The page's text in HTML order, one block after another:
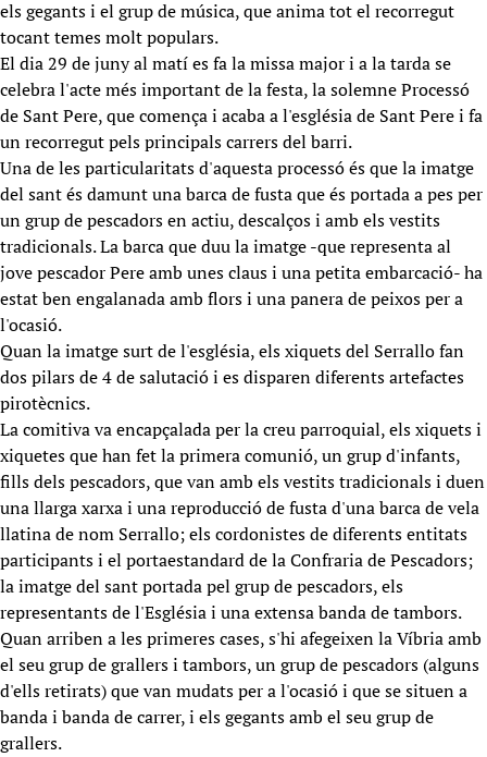
els gegants i el grup de música, que anima tot el recorregut
tocant temes molt populars.
El dia 29 de juny al matí es fa la missa major i a la tarda se
celebra l'acte més important de la festa, la solemne Processó
de Sant Pere, que comença i acaba a l'església de Sant Pere i fa
un recorregut pels principals carrers del barri.
Una de les particularitats d'aquesta processó és que la imatge
del sant és damunt una barca de fusta que és portada a pes per
un grup de pescadors en actiu, descalços i amb els vestits
tradicionals. La barca que duu la imatge -que representa al
jove pescador Pere amb unes claus i una petita embarcació- ha
estat ben engalanada amb flors i una panera de peixos per a
l'ocasió.
Quan la imatge surt de l'església, els xiquets del Serrallo fan
dos pilars de 4 de salutació i es disparen diferents artefactes
pirotècnics.
La comitiva va encapçalada per la creu parroquial, els xiquets i
xiquetes que han fet la primera comunió, un grup d'infants,
fills dels pescadors, que van amb els vestits tradicionals i duen
una llarga xarxa i una reproducció de fusta d'una barca de vela
llatina de nom Serrallo; els cordonistes de diferents entitats
participants i el portaestandard de la Confraria de Pescadors;
la imatge del sant portada pel grup de pescadors, els
representants de l'Església i una extensa banda de tambors.
Quan arriben a les primeres cases, s'hi afegeixen la Víbria amb
el seu grup de grallers i tambors, un grup de pescadors (alguns
d'ells retirats) que van mudats per a l'ocasió i que se situen a
banda i banda de carrer, i els gegants amb el seu grup de
grallers.